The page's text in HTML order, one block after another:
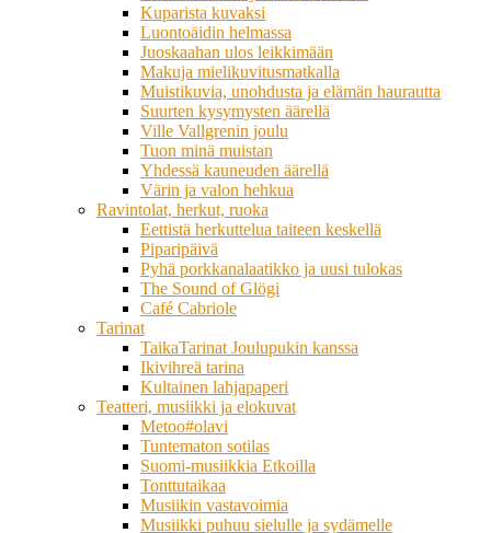
Kuparista kuvaksi
Luontoäidin helmassa
Juoskaahan ulos leikkimään
Makuja mielikuvitusmatkalla
Muistikuvia, unohdusta ja elämän haurautta
Suurten kysymysten äärellä
Ville Vallgrenin joulu
Tuon minä muistan
Yhdessä kauneuden äärellä
Värin ja valon hehkua
Ravintolat, herkut, ruoka
Eettistä herkuttelua taiteen keskellä
Piparipäivä
Pyhä porkkanalaatikko ja uusi tulokas
The Sound of Glögi
Café Cabriole
Tarinat
TaikaTarinat Joulupukin kanssa
Ikivihreä tarina
Kultainen lahjapaperi
Teatteri, musiikki ja elokuvat
Metoo#olavi
Tuntematon sotilas
Suomi-musiikkia Etkoilla
Tonttutaikaa
Musiikin vastavoimia
Musiikki puhuu sielulle ja sydämelle